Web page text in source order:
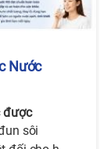
Nước
được
sôi